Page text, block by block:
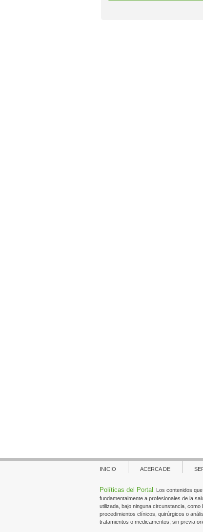
INICIO ACERCA DE
Políticas del Portal
. Los contenidos
fundamentalmente a profesionales de la
utilizada, bajo ninguna circunstancia,
procedimientos clínicos, quirúrgicos o
tratamientos o medicamentos, sin previa